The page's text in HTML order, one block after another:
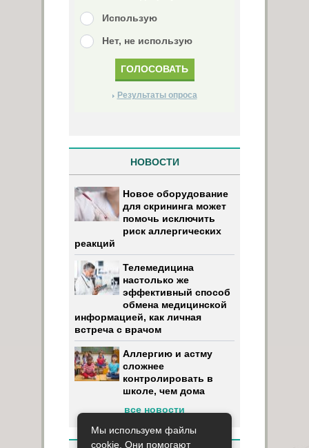
Использую
Нет, не использую
Результаты опроса
НОВОСТИ
Новое оборудование
для скрининга может
помочь исключить
риск аллергических
реакций
Телемедицина
настолько же
эффективный способ
обмена медицинской
информацией, как личная
встреча с врачом
Аллергию и астму
сложнее
контролировать в
школе, чем дома
все новости
Мы используем файлы
cookie. Они помогают